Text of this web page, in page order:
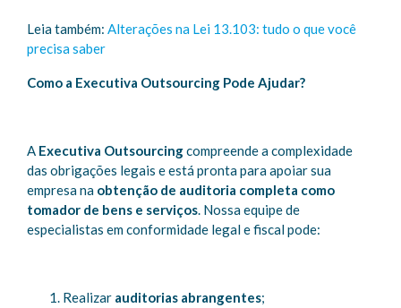
Leia também: Alterações na Lei 13.103: tudo o que você
precisa saber
Como a Executiva Outsourcing Pode Ajudar?
A Executiva Outsourcingcompreende a complexidade
das obrigações legais e está pronta para apoiar sua
empresa na obtenção de auditoria completa como
tomador de bens e serviços. Nossa equipe de
especialistas em conformidade legal e fiscal pode:
Realizar auditorias abrangentes;